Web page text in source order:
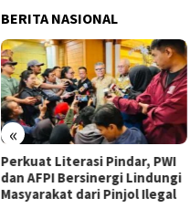
BERITA NASIONAL
«
Haji dan Umrah Makin Praktis,
Ini Strategi BPKH Limited
Bangun Ekosistem Digital